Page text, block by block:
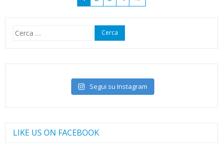
Ricerca
per:
Segui su Instagram
LIKE US ON FACEBOOK